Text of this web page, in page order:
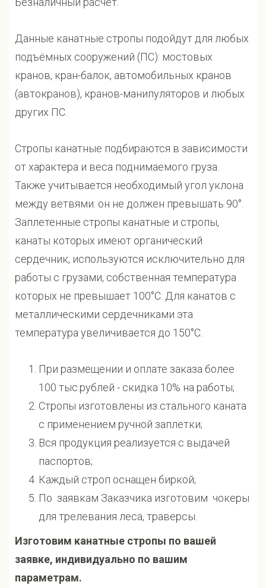
Данные канатные стропы подойдут для любых
подъёмных сооружений (ПС): мостовых
кранов, кран-балок, автомобильных кранов
(автокранов), кранов-манипуляторов и любых
других ПС.
Стропы канатные подбираются в зависимости
от характера и веса поднимаемого груза.
Также учитывается необходимый угол уклона
между ветвями: он не должен превышать 90°.
Заплетенные стропы канатные и стропы,
канаты которых имеют органический
сердечник, используются исключительно для
работы с грузами, собственная температура
которых не превышает 100°С. Для канатов с
металлическими сердечниками эта
температура увеличивается до 150°С.
При размещении и оплате заказа более
100 тыс.рублей - скидка 10% на работы;
Стропы изготовлены из стального каната
с применением ручной заплетки;
Вся продукция реализуется с выдачей
паспортов;
Каждый строп оснащен биркой;
По заявкам Заказчика изготовим чокеры
для трелевания леса, траверсы.
Изготовим канатные стропы по вашей
заявке, индивидуально по вашим
параметрам.